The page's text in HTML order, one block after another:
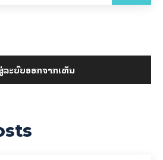
ລະ​ບົບ​ອອກ​ຈາກ​ເຫັນ